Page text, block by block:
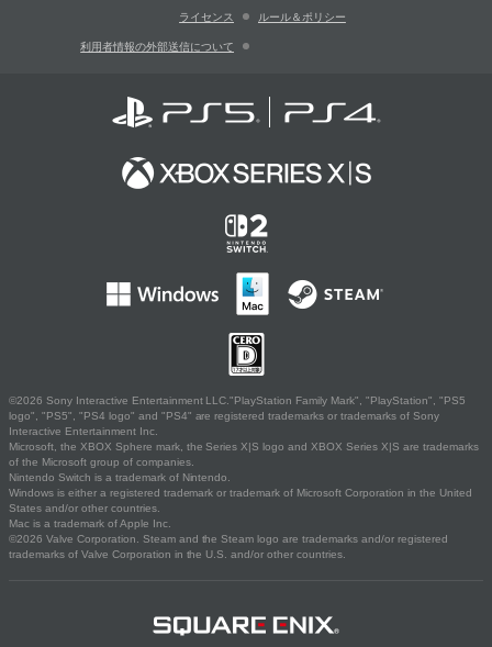
ライセンス ルール＆ポリシー
利用者情報の外部送信について
©2026 Sony Interactive Entertainment LLC."PlayStation Family Mark", "PlayStation", "PS5
logo", "PS5", "PS4 logo" and "PS4" are registered trademarks or trademarks of Sony
Interactive Entertainment Inc.
Microsoft, the XBOX Sphere mark, the Series X|S logo and XBOX Series X|S are trademarks
of the Microsoft group of companies.
Nintendo Switch is a trademark of Nintendo.
Windows is either a registered trademark or trademark of Microsoft Corporation in the United
States and/or other countries.
Mac is a trademark of Apple Inc.
©2026 Valve Corporation. Steam and the Steam logo are trademarks and/or registered
trademarks of Valve Corporation in the U.S. and/or other countries.